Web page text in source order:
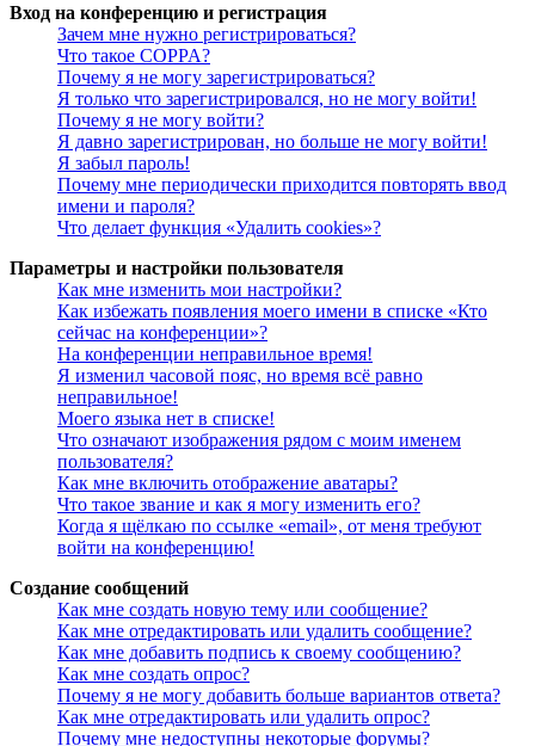
Вход на конференцию и регистрация
Зачем мне нужно регистрироваться?
Что такое COPPA?
Почему я не могу зарегистрироваться?
Я только что зарегистрировался, но не могу войти!
Почему я не могу войти?
Я давно зарегистрирован, но больше не могу войти!
Я забыл пароль!
Почему мне периодически приходится повторять ввод
имени и пароля?
Что делает функция «Удалить cookies»?
Параметры и настройки пользователя
Как мне изменить мои настройки?
Как избежать появления моего имени в списке «Кто
сейчас на конференции»?
На конференции неправильное время!
Я изменил часовой пояс, но время всё равно
неправильное!
Моего языка нет в списке!
Что означают изображения рядом с моим именем
пользователя?
Как мне включить отображение аватары?
Что такое звание и как я могу изменить его?
Когда я щёлкаю по ссылке «email», от меня требуют
войти на конференцию!
Создание сообщений
Как мне создать новую тему или сообщение?
Как мне отредактировать или удалить сообщение?
Как мне добавить подпись к своему сообщению?
Как мне создать опрос?
Почему я не могу добавить больше вариантов ответа?
Как мне отредактировать или удалить опрос?
Почему мне недоступны некоторые форумы?